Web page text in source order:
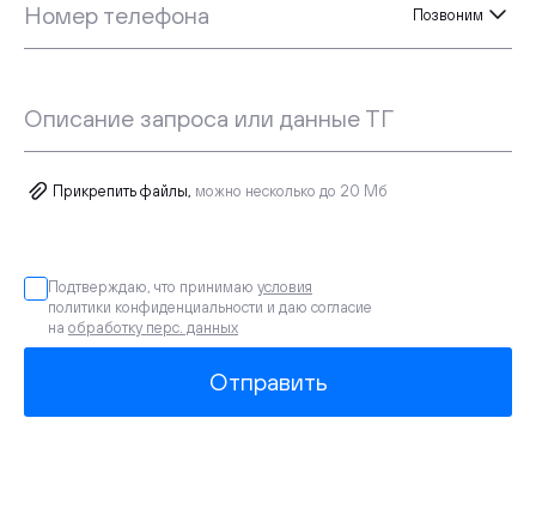
Номер телефона Позвоним
Описание запроса или данные ТГ
Прикрепить файлы, можно несколько до 20 Мб
Подтверждаю, что принимаю условия
политики конфиденциальности и даю согласие
на обработку перс. данных
Отправить